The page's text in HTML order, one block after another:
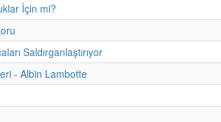
İçin mi?
Saldırganlaştırıyor
- Albin Lambotte